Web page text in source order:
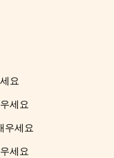
요
세요
우세요
세요